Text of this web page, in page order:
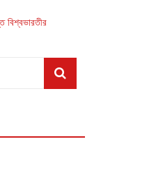
বিশ্বভারতীর